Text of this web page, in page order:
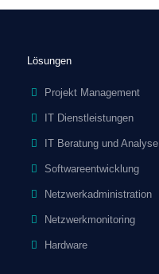
Lösungen
Projekt Management
IT Dienstleistungen
IT Beratung und Analyse
Softwareentwicklung
Netzwerkadministration
Netzwerkmonitoring
Hardware